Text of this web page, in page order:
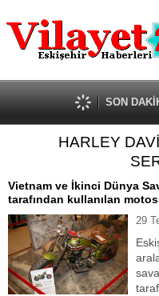
Güncel
Ekonomi
Politika
Eğitim
Spor
Kültür-Sanat
Röportaj
Tanıtım Yazısı
SON
HARLEY
Vietnam ve İkinci Dünya
tarafından kullanılan
29